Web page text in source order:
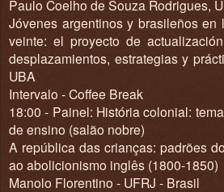
Paulo Coelho de Souza Rodrigues,
Jóvenes argentinos y brasileños
veinte: el proyecto de
desplazamientos, estrategias y
UBA
Intervalo - Coffee Break
18:00 - Painel: História colonial:
de ensino (salão nobre)
A república das crianças: padrões
ao abolicionismo inglês (1800-1850)
Manolo Florentino - UFRJ - Brasil